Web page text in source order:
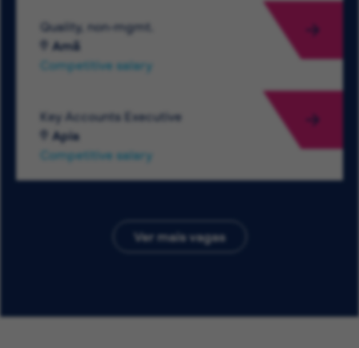
Quality, non-mgmt.
Amã
Competitive salary
Key Accounts Executive
Apia
Competitive salary
Ver mais vagas